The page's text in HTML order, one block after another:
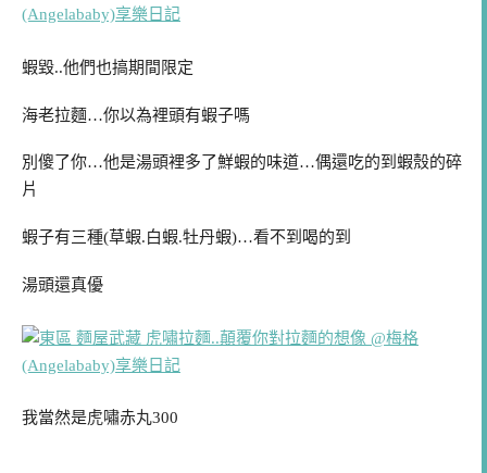
蝦毀..他們也搞期間限定
海老拉麵…你以為裡頭有蝦子嗎
別傻了你…他是湯頭裡多了鮮蝦的味道…偶還吃的到蝦殼的碎
片
蝦子有三種(草蝦.白蝦.牡丹蝦)…看不到喝的到
湯頭還真優
我當然是虎嘯赤丸300